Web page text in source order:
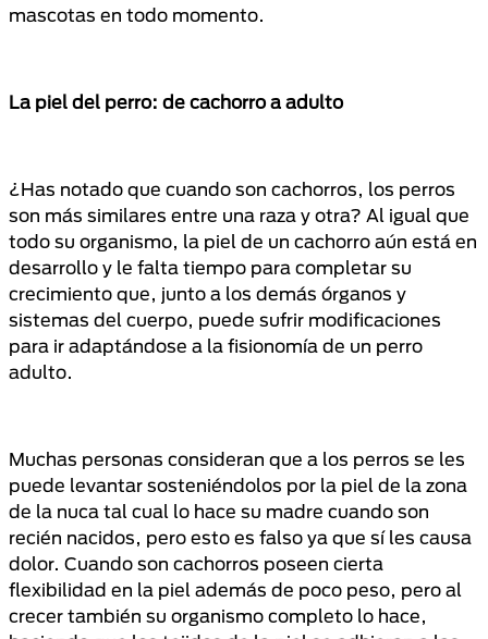
mascotas en todo momento.
La piel del perro: de cachorro a adulto
¿Has notado que cuando son cachorros, los perros
son más similares entre una raza y otra? Al igual que
todo su organismo, la piel de un cachorro aún está en
desarrollo y le falta tiempo para completar su
crecimiento que, junto a los demás órganos y
sistemas del cuerpo, puede sufrir modificaciones
para ir adaptándose a la fisionomía de un perro
adulto.
Muchas personas consideran que a los perros se les
puede levantar sosteniéndolos por la piel de la zona
de la nuca tal cual lo hace su madre cuando son
recién nacidos, pero esto es falso ya que sí les causa
dolor. Cuando son cachorros poseen cierta
flexibilidad en la piel además de poco peso, pero al
crecer también su organismo completo lo hace,